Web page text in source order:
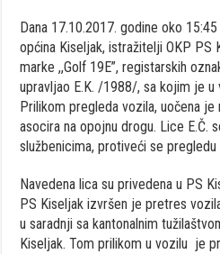
Dana 17.10.2017. godine oko
općina Kiseljak, istražitelji OKP PS
marke ,,Golf 19E”, registarskih
upravljao E.K. /1988/, sa kojim je u
Prilikom pregleda vozila, uočena
asocira na opojnu drogu. Lice E.Č.
službenicima, protiveći se pregledu
Navedena lica su privedena u PS
PS Kiseljak izvršen je pretres
u saradnji sa kantonalnim
Kiseljak. Tom prilikom u vozilu je